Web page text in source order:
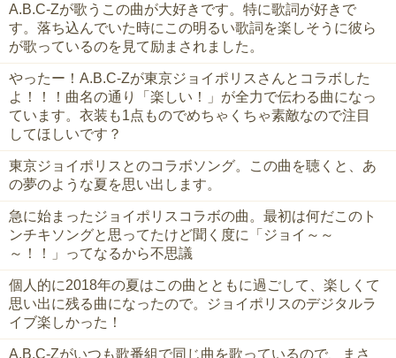
A.B.C-Zが歌うこの曲が大好きです。特に歌詞が好きで
す。落ち込んでいた時にこの明るい歌詞を楽しそうに彼ら
が歌っているのを見て励まされました。
やったー！A.B.C-Zが東京ジョイポリスさんとコラボした
よ！！！曲名の通り「楽しい！」が全力で伝わる曲になっ
ています。衣装も1点ものでめちゃくちゃ素敵なので注目
してほしいです？
東京ジョイポリスとのコラボソング。この曲を聴くと、あ
の夢のような夏を思い出します。
急に始まったジョイポリスコラボの曲。最初は何だこのト
ンチキソングと思ってたけど聞く度に「ジョイ～～
～！！」ってなるから不思議
個人的に2018年の夏はこの曲とともに過ごして、楽しくて
思い出に残る曲になったので。ジョイポリスのデジタルラ
イブ楽しかった！
A.B.C-Zがいつも歌番組で同じ曲を歌っているので、まさ